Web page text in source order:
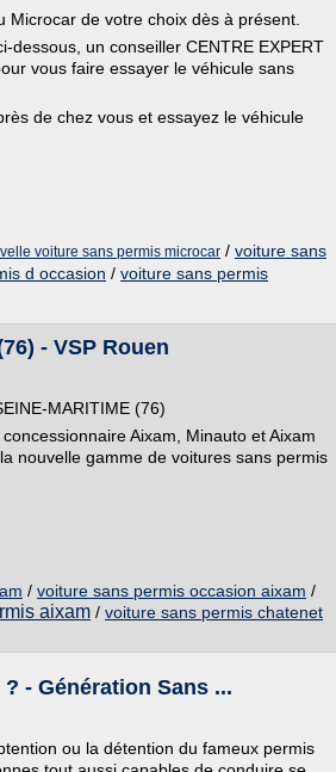
de votre choix dès à présent.
dessous, un conseiller CENTRE EXPERT
vous faire essayer le véhicule sans
de chez vous et essayez le véhicule
voiture sans permis microcar / voiture sans
d occasion / voiture sans permis
- VSP Rouen
MARITIME (76)
Aixam, Minauto et Aixam
nouvelle gamme de voitures sans permis
/ voiture sans permis occasion aixam /
aixam / voiture sans permis chatenet
- Génération Sans ...
ou la détention du fameux permis